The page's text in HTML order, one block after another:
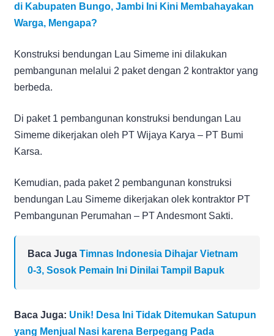
di Kabupaten Bungo, Jambi Ini Kini Membahayakan
Warga, Mengapa?
Konstruksi bendungan Lau Simeme ini dilakukan
pembangunan melalui 2 paket dengan 2 kontraktor yang
berbeda.
Di paket 1 pembangunan konstruksi bendungan Lau
Simeme dikerjakan oleh PT Wijaya Karya – PT Bumi
Karsa.
Kemudian, pada paket 2 pembangunan konstruksi
bendungan Lau Simeme dikerjakan olek kontraktor PT
Pembangunan Perumahan – PT Andesmont Sakti.
Baca Juga Timnas Indonesia Dihajar Vietnam
0-3, Sosok Pemain Ini Dinilai Tampil Bapuk
Baca Juga: Unik! Desa Ini Tidak Ditemukan Satupun
yang Menjual Nasi karena Berpegang Pada